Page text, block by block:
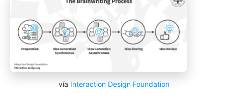
vía Interaction Design Foundation